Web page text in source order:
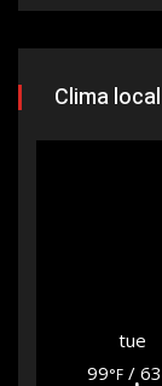
Clima local
tue
99°F / 63